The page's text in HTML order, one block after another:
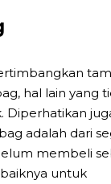
hal lain yang
Diperhatikan
adalah dari
membeli
untuk